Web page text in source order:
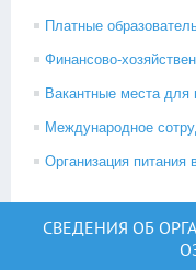
Платные
Финансово-
Вакантные места
Международное
Организация питания
СВЕДЕНИЯ ОБ